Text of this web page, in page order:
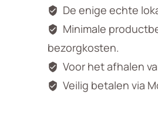
De enige echte
Minimale
bezorgkosten.
Voor het afhalen
Veilig betalen via